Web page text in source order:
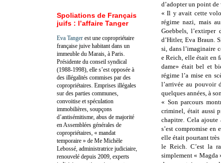
d’adopter un point
« Il y avait cette
régime nazi, mais
Goebbels,
d’Hitler, Eva Braun.
si, dans l’imaginaire
e Reich, elle était en
dame» était bel et
régime l’a mise en
l’arrivée au pouvoir
quelques années, à
« Son parcours
criminel, était aussi
chapitre. Cela ajoute
s’est compromise
elle était pourtant très
le Reich. C’est la
simplement « Magda
Spoliations de Français
juifs : l’affaire Tanger
Eva Tanger est une copropriétaire
française juive habitant dans un
immeuble du Marais, à Paris.
Présidente du conseil syndical
(1988-1998), elle s’est opposée à
des illégalités commises par des
copropriétaires. Emprises illégales
sur des parties communes,
convoitise et spéculation
immobilières, soupçons
d’antisémitisme, abus de majorité
en Assemblées générales de
copropriétaires, « mandat
temporaire » de Me Michèle
Lebossé, administratrice judiciaire,
renouvelé depuis 2009, experts